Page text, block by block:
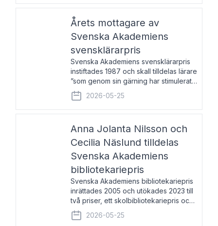
Prisbeloppet är 200 000 svenska
Årets mottagare av
Svenska Akademiens
svensklärarpris
Svenska Akademiens svensklärarpris
instiftades 1987 och skall tilldelas lärare
”som genom sin gärning har stimulerat
intresset hos unga människor för
svenska språket och litteraturen”.
Prisutdelning och samtal med
2026-05-25
Anna Jolanta Nilsson och
Cecilia Näslund tilldelas
Svenska Akademiens
bibliotekariepris
Svenska Akademiens bibliotekariepris
inrättades 2005 och utökades 2023 till
två priser, ett skolbibliotekariepris och
ett folkbibliotekariepris. Priserna skall
tilldelas bibliotekarier vid svenska folk-
2026-05-25